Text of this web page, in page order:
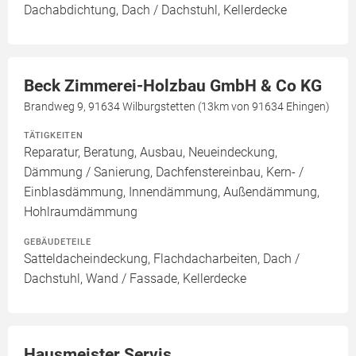
Dachabdichtung, Dach / Dachstuhl, Kellerdecke
Beck Zimmerei-Holzbau GmbH & Co KG
Brandweg 9, 91634 Wilburgstetten (13km von 91634 Ehingen)
TÄTIGKEITEN
Reparatur, Beratung, Ausbau, Neueindeckung,
Dämmung / Sanierung, Dachfenstereinbau, Kern- /
Einblasdämmung, Innendämmung, Außendämmung,
Hohlraumdämmung
GEBÄUDETEILE
Satteldacheindeckung, Flachdacharbeiten, Dach /
Dachstuhl, Wand / Fassade, Kellerdecke